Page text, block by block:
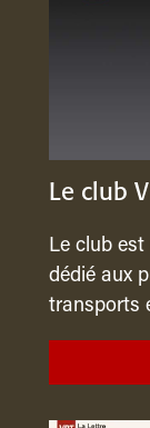
Le club
Le club est
dédié aux
transports